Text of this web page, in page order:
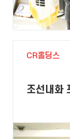
CR홀딩스
조선내화